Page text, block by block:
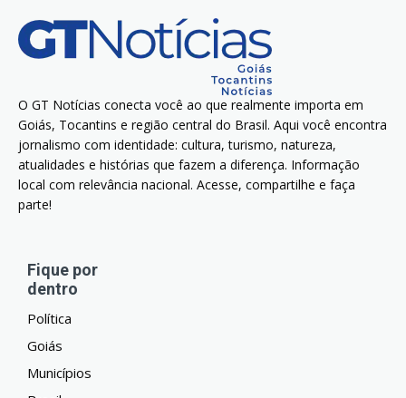
O GT Notícias conecta você ao que realmente importa em
Goiás, Tocantins e região central do Brasil. Aqui você encontra
jornalismo com identidade: cultura, turismo, natureza,
atualidades e histórias que fazem a diferença. Informação
local com relevância nacional. Acesse, compartilhe e faça
parte!
Fique por
dentro
Política
Goiás
Municípios